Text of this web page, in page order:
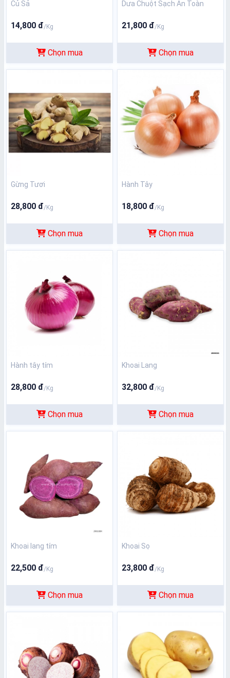
Củ Sả
14,800 đ/Kg
Chọn mua
Dưa Chuột Sạch An Toàn
21,800 đ/Kg
Chọn mua
Gừng Tươi
28,800 đ/Kg
Chọn mua
Hành Tây
18,800 đ/Kg
Chọn mua
Hành tây tím
28,800 đ/Kg
Chọn mua
Khoai Lang
32,800 đ/Kg
Chọn mua
Khoai lang tím
22,500 đ/Kg
Chọn mua
Khoai Sọ
23,800 đ/Kg
Chọn mua